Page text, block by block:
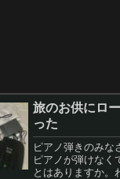
旅のお供にロ
った
ピアノ弾きのみな
ピアノが弾けなく
とはありますか。